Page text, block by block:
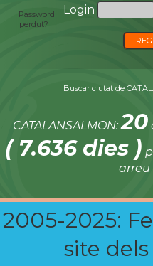
Login
Password
perdut?
Buscar ciutat de
CATALANSALMON:20
( 7.636 dies )
arreu
2005-2025:
site dels